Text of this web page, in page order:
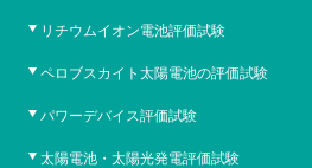
リチウムイオン電池評価試験
ペロブスカイト太陽電池の評価試験
パワーデバイス評価試験
太陽電池・太陽光発電評価試験